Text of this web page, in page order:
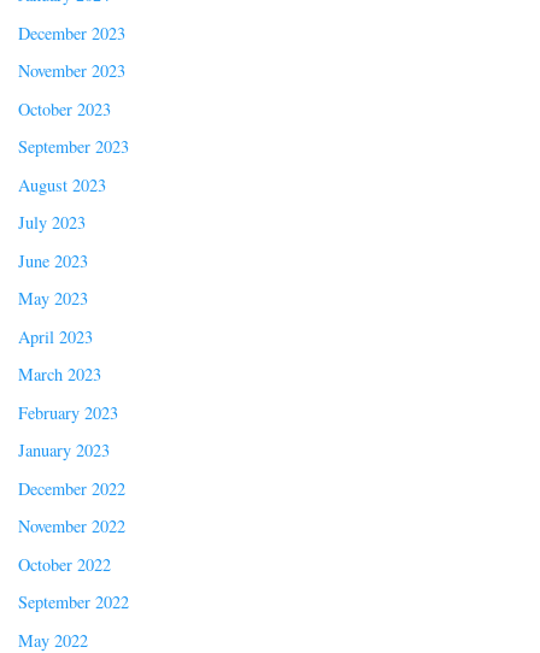
December 2023
November 2023
October 2023
September 2023
August 2023
July 2023
June 2023
May 2023
April 2023
March 2023
February 2023
January 2023
December 2022
November 2022
October 2022
September 2022
May 2022